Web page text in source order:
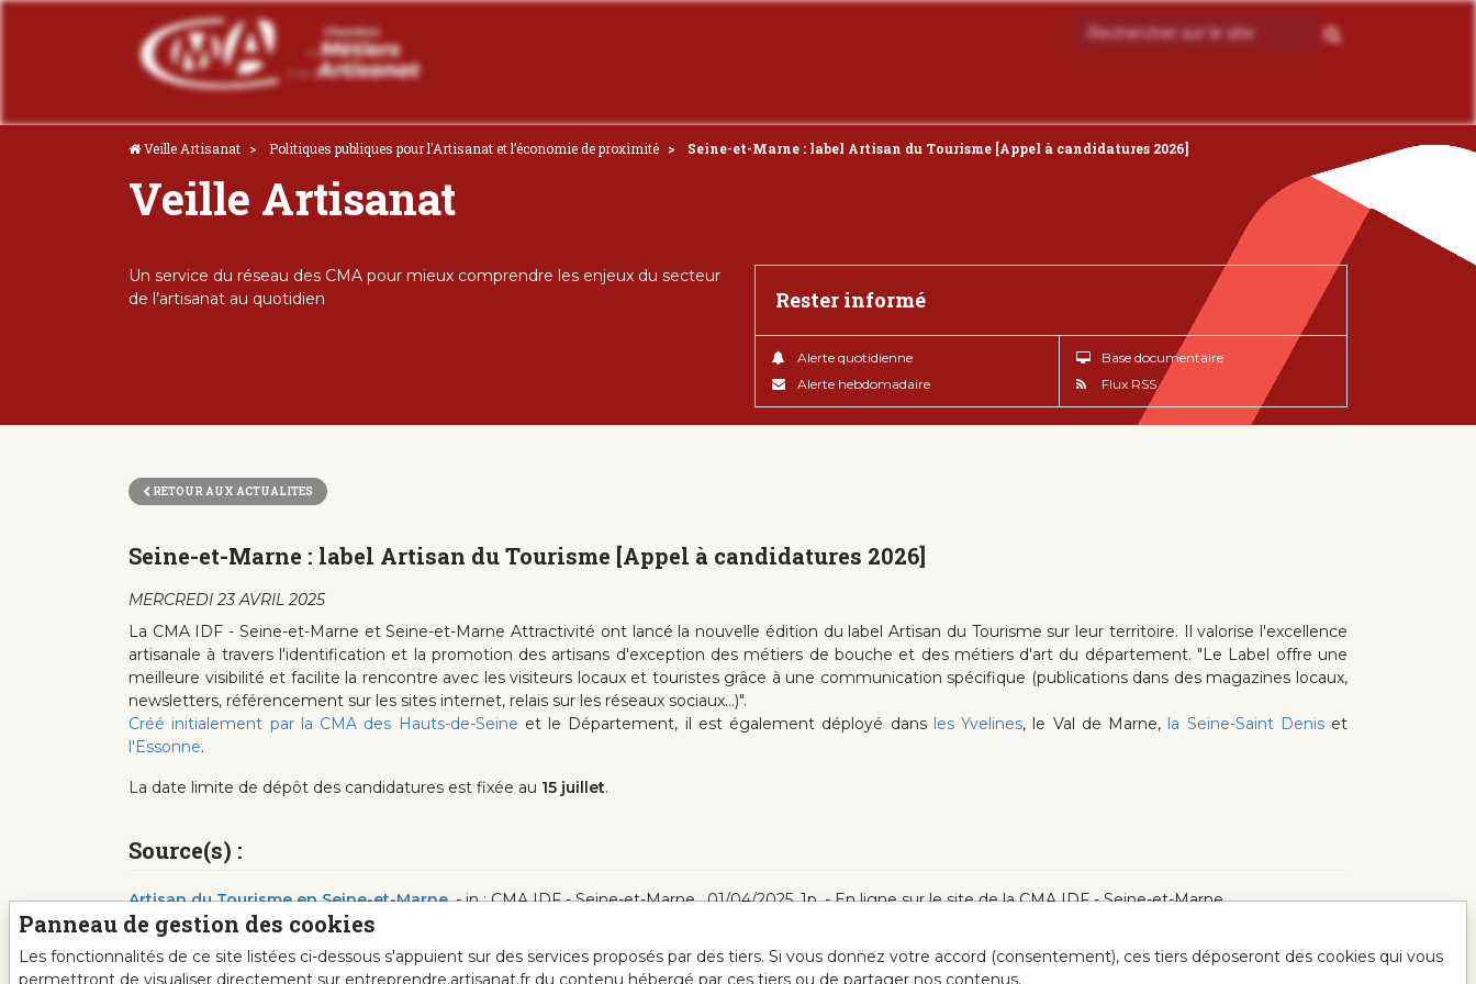
Veille Artisanat Politiques publiques pour l'Artisanat et l’économie de proximité Seine-et-Marne : label Artisan du Tourisme [Appel à candidatures 2026]
Veille Artisanat
Un service du réseau des CMA pour mieux comprendre les enjeux du secteur
de l’artisanat au quotidien
Rester informé
Alerte quotidienne
Alerte hebdomadaire
Base documentaire
Flux RSS
RETOUR AUX ACTUALITES
Seine-et-Marne : label Artisan du Tourisme [Appel à candidatures 2026]
MERCREDI 23 AVRIL 2025
La CMA IDF - Seine-et-Marne et Seine-et-Marne Attractivité ont lancé la nouvelle édition du label Artisan du Tourisme sur leur territoire. Il valorise l'excellence
artisanale à travers l'identification et la promotion des artisans d'exception des métiers de bouche et des métiers d'art du département. "Le Label offre une
meilleure visibilité et facilite la rencontre avec les visiteurs locaux et touristes grâce à une communication spécifique (publications dans des magazines locaux,
newsletters, référencement sur les sites internet, relais sur les réseaux sociaux...)".
Créé initialement par la CMA des Hauts-de-Seine et le Département, il est également déployé dans les Yvelines, le Val de Marne, la Seine-Saint Deniset
l'Essonne.
La date limite de dépôt des candidatures est fixée au 15 juillet.
Source(s) :
Artisan du Tourisme en Seine-et-Marne.- in : CMA IDF - Seine-et-Marne , 01/04/2025, 1p. - En ligne sur le site de la CMA IDF - Seine-et-Marne
Panneau de gestion des cookies
Les fonctionnalités de ce site listées ci-dessous s'appuient sur des services proposés par des tiers. Si vous donnez votre accord (consentement), ces tiers déposeront des cookies qui vous
permettront de visualiser directement sur entreprendre.artisanat.fr du contenu hébergé par ces tiers ou de partager nos contenus.